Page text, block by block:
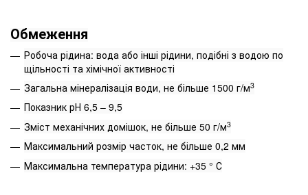
Обмеження
Робоча рідина: вода або інші рідини, подібні з водою по
щільності та хімічної активності
Загальна мінералізація води, не більше 1500 г/м3
Показник рН 6,5 – 9,5
Зміст механічних домішок, не більше 50 г/м3
Максимальний розмір часток, не більше 0,2 мм
Максимальна температура рідини: +35 ° С